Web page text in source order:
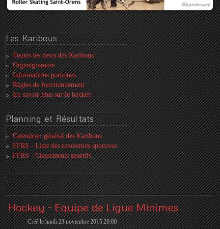
LesKaribous
Toutes les news des Karibous
Organigramme
Informations pratiques
Règles de fonctionnement
En savoir plus sur le hockey
Planninget Résultats
Calendrier général des Karibous
FFRS - Liste des rencontres sportives
FFRS - Classements sportifs
Hockey - Equipe de Ligue Minimes
Créé le lundi 23 novembre 2015 20:00